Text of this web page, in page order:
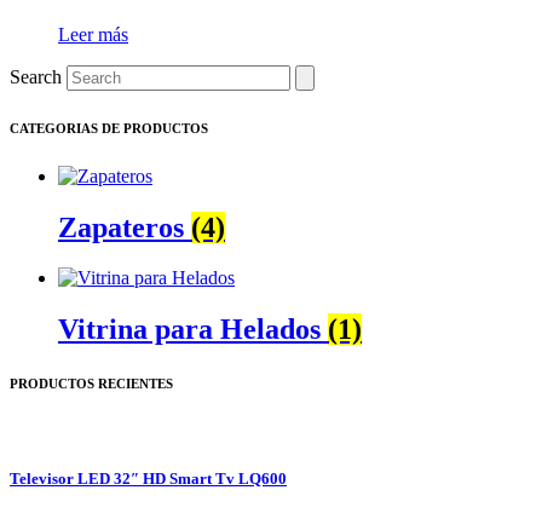
Leer más
Search
CATEGORIAS DE PRODUCTOS
Zapateros (4)
Vitrina para Helados (1)
PRODUCTOS RECIENTES
Televisor LED 32″ HD Smart Tv LQ600